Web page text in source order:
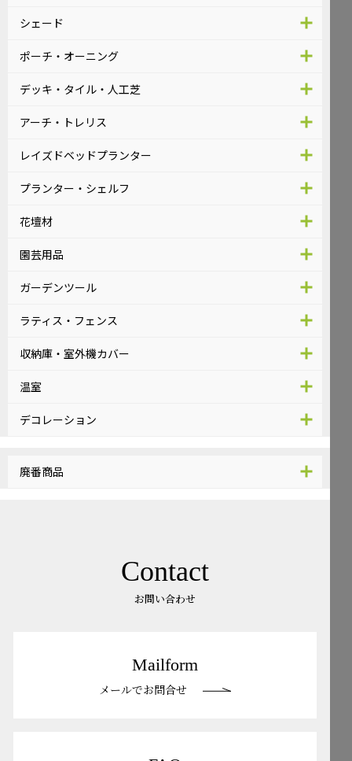
シェード
ポーチ・オーニング
デッキ・タイル・人工芝
アーチ・トレリス
レイズドベッドプランター
プランター・シェルフ
花壇材
園芸用品
ガーデンツール
ラティス・フェンス
収納庫・室外機カバー
温室
デコレーション
廃番商品
Contact
お問い合わせ
Mailform
メールでお問合せ